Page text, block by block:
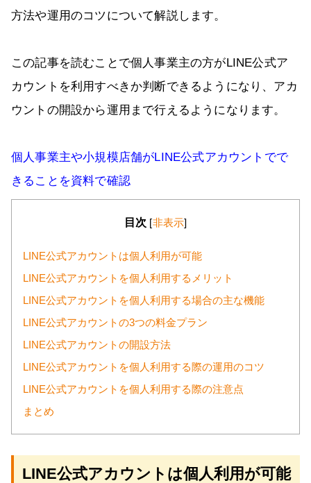
方法や運用のコツについて解説します。
この記事を読むことで個人事業主の方がLINE公式ア
カウントを利用すべきか判断できるようになり、アカ
ウントの開設から運用まで行えるようになります。
個人事業主や小規模店舗がLINE公式アカウントでで
きることを資料で確認
目次 [非表示]
LINE公式アカウントは個人利用が可能
LINE公式アカウントを個人利用するメリット
LINE公式アカウントを個人利用する場合の主な機能
LINE公式アカウントの3つの料金プラン
LINE公式アカウントの開設方法
LINE公式アカウントを個人利用する際の運用のコツ
LINE公式アカウントを個人利用する際の注意点
まとめ
LINE公式アカウントは個人利用が可能